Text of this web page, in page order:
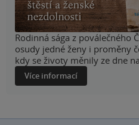
Rodinná sága z poválečného
osudy jedné ženy i proměny
kdy se životy měnily ze dne
Více informací